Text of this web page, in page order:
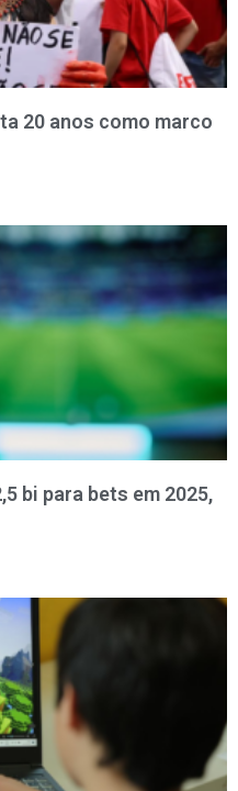
20 anos como marco
bi para bets em 2025,